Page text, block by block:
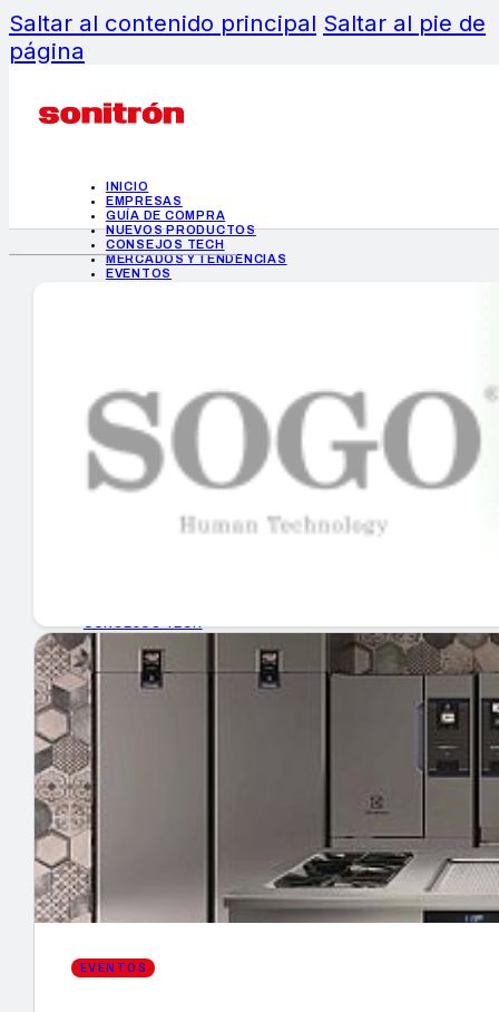
Saltar al contenido principal Saltar al pie de
página
INICIO
EMPRESAS
GUÍA DE COMPRA
NUEVOS PRODUCTOS
CONSEJOS TECH
MERCADOS Y TENDENCIAS
EVENTOS
INICIO
EMPRESAS
GUÍA DE COMPRA
MERCADOS Y TENDENCIAS
EVENTOS
HEMEROTECA
Encuentra tu noticia
EVENTOS